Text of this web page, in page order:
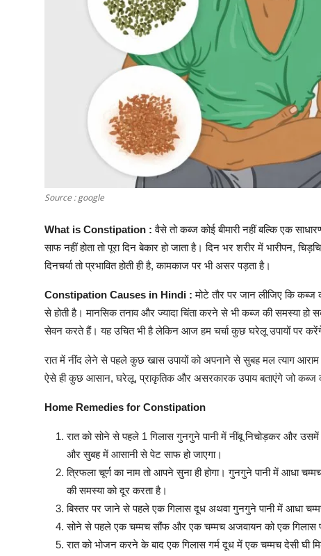
Source : google
What is Constipation :वैसे तो कब्ज कोई बीमारी नहीं बल्कि एक
साफ नहीं होता तो पूरा दिन बेकार हो जाता है। दिन भर शरीर में भारीपन,
दिनचर्या तो प्रभावित होती ही है, कामकाज पर भी असर पड़ता है।
Constipation Causes in Hindi :मोटे तौर पर जान लीजिए कि कब्ज
से होती है। मानसिक तनाव और ज्यादा चिंता करने से भी कब्ज की समस्या हो
सेवन करते हैं। यह उचित भी है लेकिन आज हम चर्चा कुछ घरेलू उपायों पर
रात में नींद लेने से पहले कुछ खास उपायों को अपनाने से सुबह मल त्याग
ऐसे ही कुछ आसान, घरेलू, प्राकृतिक और असरकारक उपाय बताएंगे जो कब्ज
Home Remedies for Constipation
रात को सोने से पहले 1 गिलास गुनगुने पानी में नींबू निचोड़कर और
और सुबह में आसानी से पेट साफ हो जाएगा।
त्रिफला चूर्ण का नाम तो आपने सुना ही होगा। गुनगुने पानी में आधा
की समस्या को दूर करता है।
बिस्तर पर जाने से पहले एक गिलास दूध अथवा गुनगुने पानी में आधा
सोने से पहले एक चम्मच सौंफ और एक चम्मच अजवायन को एक
रात को भोजन करने के बाद एक गिलास गर्म दूध में एक चम्मच देसी घी